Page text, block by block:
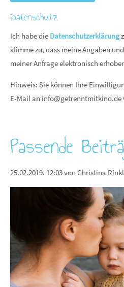
Datenschutz
Ich habe die Datenschutzerklärung
stimme zu, dass meine Angaben
meiner Anfrage elektronisch
Hinweis: Sie können Ihre
E-Mail an info@getrenntmitkind.de
Passende
25.02.2019. 12:03von Christina